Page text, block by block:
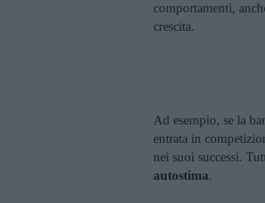
comportamenti,
crescita.
Ad esempio, se la
entrata in
nei suoi successi.
autostima.